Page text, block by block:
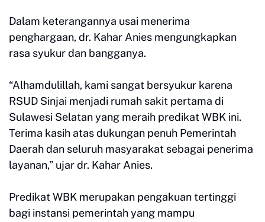
Dalam keterangannya usai menerima
penghargaan, dr. Kahar Anies mengungkapkan
rasa syukur dan bangganya.
“Alhamdulillah, kami sangat bersyukur karena
RSUD Sinjai menjadi rumah sakit pertama di
Sulawesi Selatan yang meraih predikat WBK ini.
Terima kasih atas dukungan penuh Pemerintah
Daerah dan seluruh masyarakat sebagai penerima
layanan,” ujar dr. Kahar Anies.
Predikat WBK merupakan pengakuan tertinggi
bagi instansi pemerintah yang mampu